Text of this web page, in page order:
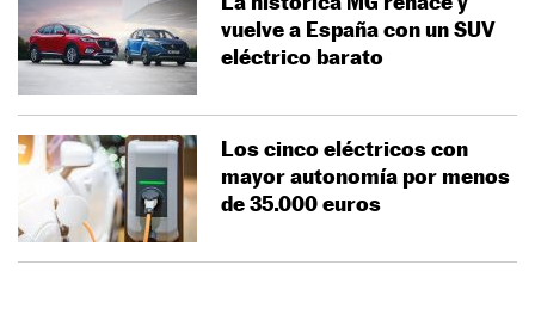
vuelve a España con un SUV
eléctrico barato
Los cinco eléctricos con
mayor autonomía por menos
de 35.000 euros